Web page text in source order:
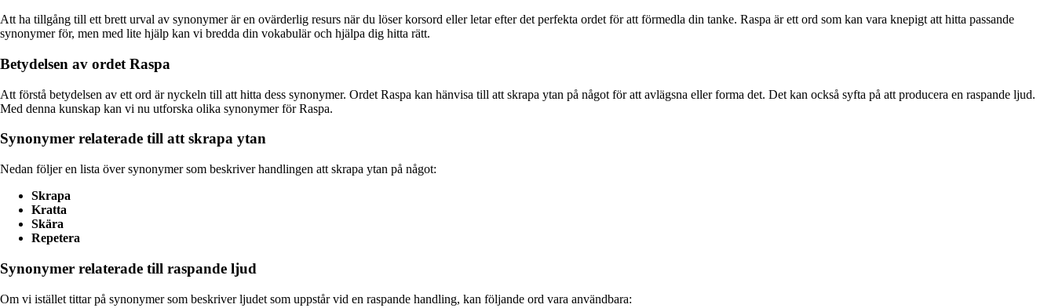
Att ha tillgång till ett brett urval av synonymer är en ovärderlig resurs när du löser korsord eller letar efter det perfekta ordet för att förmedla din tanke. Raspa är ett ord som kan vara knepigt att hitta passande
synonymer för, men med lite hjälp kan vi bredda din vokabulär och hjälpa dig hitta rätt.
Betydelsen av ordet Raspa
Att förstå betydelsen av ett ord är nyckeln till att hitta dess synonymer. Ordet Raspa kan hänvisa till att skrapa ytan på något för att avlägsna eller forma det. Det kan också syfta på att producera en raspande ljud.
Med denna kunskap kan vi nu utforska olika synonymer för Raspa.
Synonymer relaterade till att skrapa ytan
Nedan följer en lista över synonymer som beskriver handlingen att skrapa ytan på något:
Skrapa
Kratta
Skära
Repetera
Synonymer relaterade till raspande ljud
Om vi istället tittar på synonymer som beskriver ljudet som uppstår vid en raspande handling, kan följande ord vara användbara: